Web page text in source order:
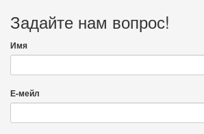
Задайте нам вопрос!
Имя
Е-мейл